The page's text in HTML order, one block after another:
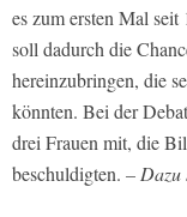
es zum ersten Mal
soll dadurch die
hereinzubringen, die
könnten. Bei der
drei Frauen mit, die
beschuldigten. – Dazu